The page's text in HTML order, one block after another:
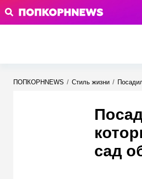
ПОПКОРНNEWS / Стиль жизни /
сад